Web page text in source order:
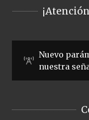
Nuevo
nuestra